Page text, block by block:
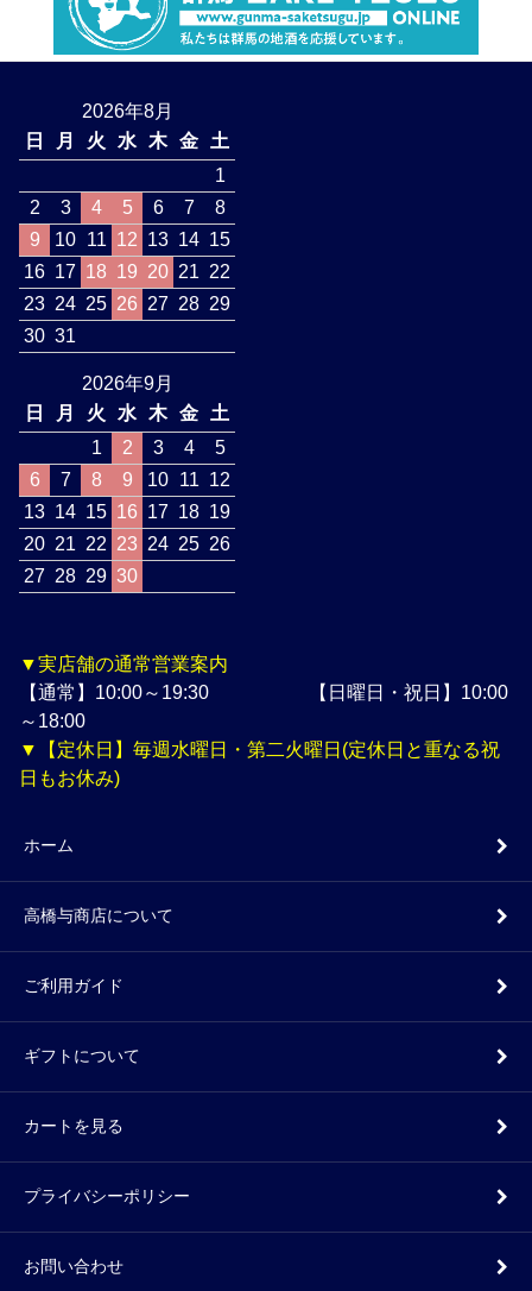
2026年8月
日
月 火 水 木 金
土
1
2
3 4 5 6 7
8
9
10 11 12 13 14 15
16 17 18 19 20 21 22
23 24 25 26 27 28 29
30 31
2026年9月
日
月 火 水 木 金
土
1
2 3 4
5
6
7 8 9 10 11 12
13 14 15 16 17 18 19
20 21 22 23 24 25 26
27 28 29 30
▼実店舗の通常営業案内
【通常】10:00～19:30 【日曜日・祝日】10:00
～18:00
▼【定休日】毎週水曜日・第二火曜日(定休日と重なる祝
日もお休み)
ホーム
高橋与商店について
ご利用ガイド
ギフトについて
カートを見る
プライバシーポリシー
お問い合わせ